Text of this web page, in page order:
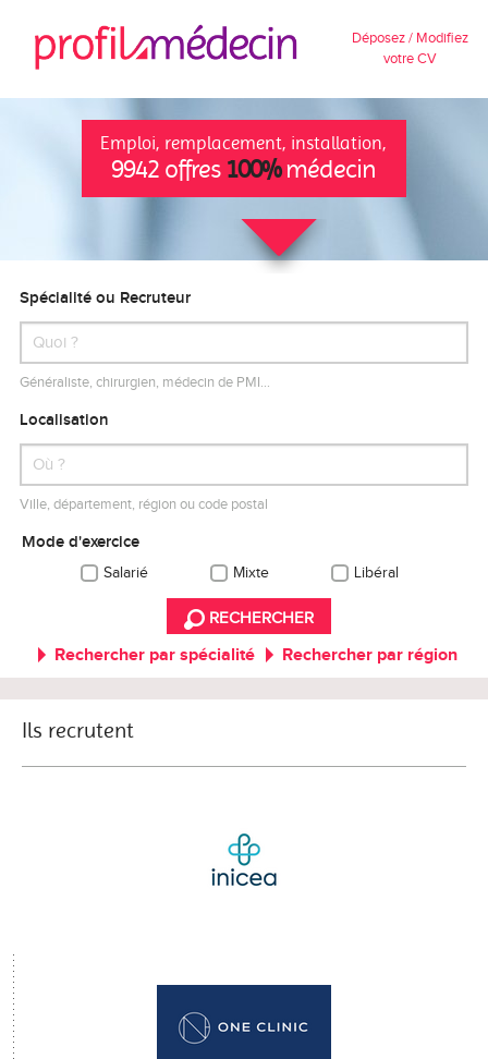
Déposez / Modifiez
votre CV
Emploi, remplacement, installation,
9942 offres 100%médecin
Spécialité ou Recruteur
Généraliste, chirurgien, médecin de PMI…
Localisation
Ville, département, région ou code postal
Mode d'exercice
Salarié Mixte Libéral
RECHERCHER
Rechercher par spécialité Rechercher par région
Ils recrutent